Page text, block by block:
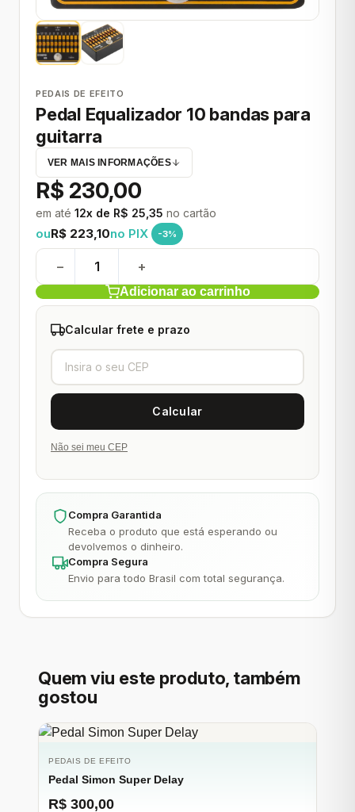
PEDAIS DE EFEITO
Pedal Equalizador 10 bandas para
guitarra
VER MAIS INFORMAÇÕES
R$ 230,00
em até 12x de R$ 25,35 no cartão
ouR$ 223,10no PIX -3%
− +
Adicionar ao carrinho
Calcular frete e prazo
Não sei meu CEP
Compra Garantida
Receba o produto que está esperando ou
devolvemos o dinheiro.
Compra Segura
Envio para todo Brasil com total segurança.
Quem viu este produto, também
gostou
PEDAIS DE EFEITO
Pedal Simon Super Delay
R$ 300,00